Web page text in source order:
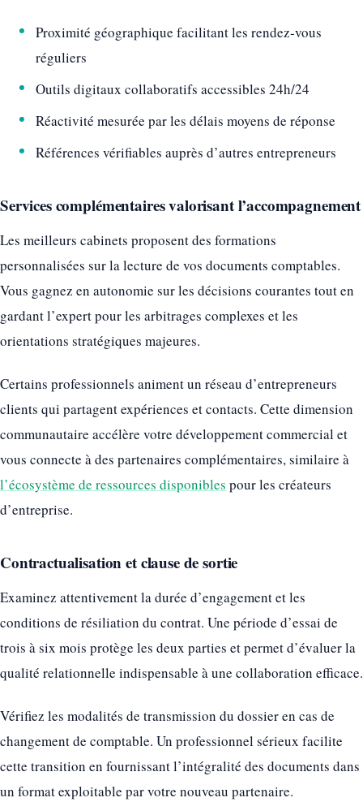
Proximité géographique facilitant les rendez-vous
réguliers
Outils digitaux collaboratifs accessibles 24h/24
Réactivité mesurée par les délais moyens de réponse
Références vérifiables auprès d’autres entrepreneurs
Services complémentaires valorisant l’accompagnement
Les meilleurs cabinets proposent des formations
personnalisées sur la lecture de vos documents comptables.
Vous gagnez en autonomie sur les décisions courantes tout en
gardant l’expert pour les arbitrages complexes et les
orientations stratégiques majeures.
Certains professionnels animent un réseau d’entrepreneurs
clients qui partagent expériences et contacts. Cette dimension
communautaire accélère votre développement commercial et
vous connecte à des partenaires complémentaires, similaire à
l’écosystème de ressources disponibles pour les créateurs
d’entreprise.
Contractualisation et clause de sortie
Examinez attentivement la durée d’engagement et les
conditions de résiliation du contrat. Une période d’essai de
trois à six mois protège les deux parties et permet d’évaluer la
qualité relationnelle indispensable à une collaboration efficace.
Vérifiez les modalités de transmission du dossier en cas de
changement de comptable. Un professionnel sérieux facilite
cette transition en fournissant l’intégralité des documents dans
un format exploitable par votre nouveau partenaire.